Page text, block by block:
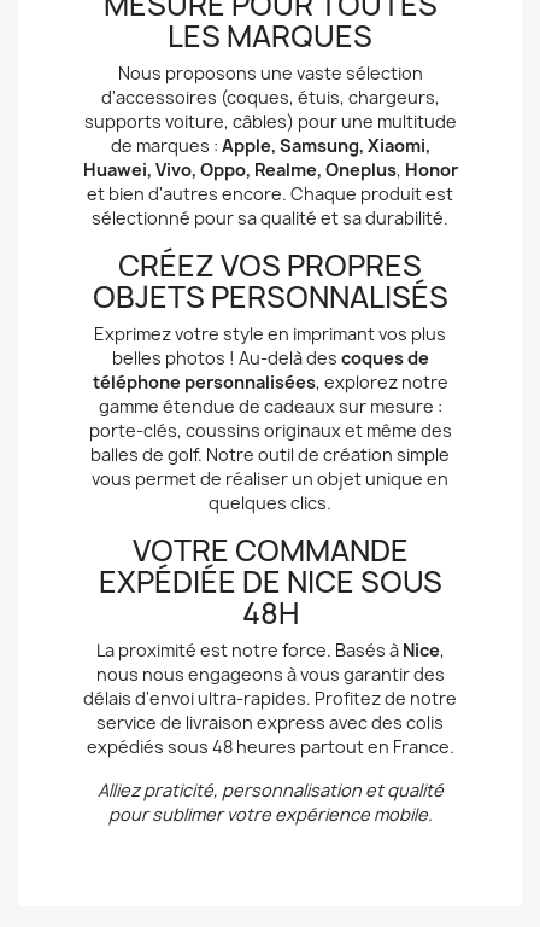
LES MARQUES
Nous proposons une vaste sélection
d'accessoires (coques, étuis, chargeurs,
supports voiture, câbles) pour une multitude
de marques : Apple, Samsung, Xiaomi,
Huawei, Vivo, Oppo, Realme, Oneplus, Honor
et bien d'autres encore. Chaque produit est
sélectionné pour sa qualité et sa durabilité.
CRÉEZ VOS PROPRES
OBJETS PERSONNALISÉS
Exprimez votre style en imprimant vos plus
belles photos ! Au-delà des coques de
téléphone personnalisées, explorez notre
gamme étendue de cadeaux sur mesure :
porte-clés, coussins originaux et même des
balles de golf. Notre outil de création simple
vous permet de réaliser un objet unique en
quelques clics.
VOTRE COMMANDE
EXPÉDIÉE DE NICE SOUS
48H
La proximité est notre force. Basés à Nice,
nous nous engageons à vous garantir des
délais d'envoi ultra-rapides. Profitez de notre
service de livraison express avec des colis
expédiés sous 48 heures partout en France.
Alliez praticité, personnalisation et qualité
pour sublimer votre expérience mobile.